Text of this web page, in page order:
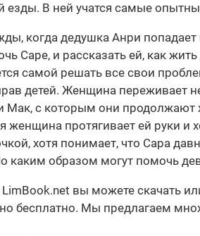
езды. В ней учатся самые
когда дедушка Анри попадает
Саре, и рассказать ей, как
самой решать все свои
детей. Женщина переживает
Мак, с которым они продолжают
женщина протягивает ей руки
хотя понимает, что Сара
каким образом могут помочь
LimBook.net вы можете скачать
бесплатно. Мы предлагаем